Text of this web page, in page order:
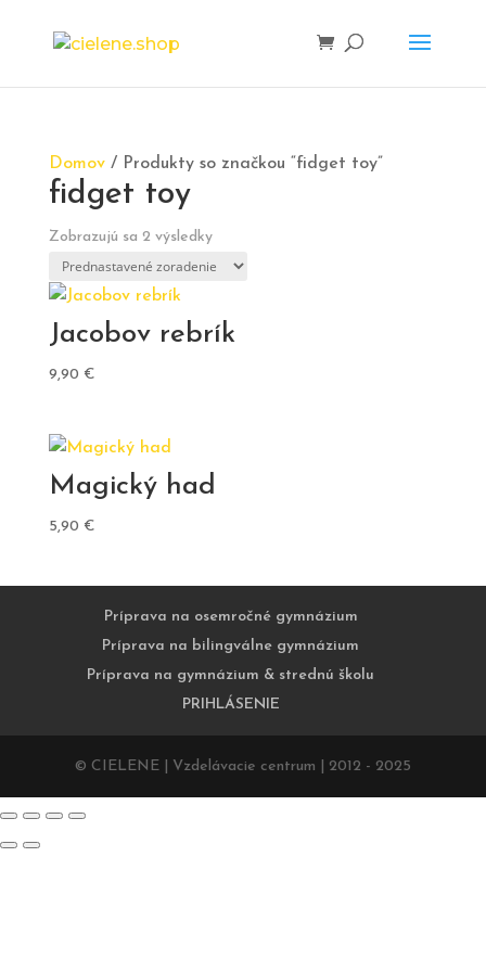
Domov/ Produkty so značkou “fidget toy”
fidget toy
Zobrazujú sa 2 výsledky
Jacobov rebrík
9,90 €
Magický had
5,90 €
Príprava na osemročné gymnázium
Príprava na bilingválne gymnázium
Príprava na gymnázium & strednú školu
PRIHLÁSENIE
© CIELENE | Vzdelávacie centrum | 2012 - 2025